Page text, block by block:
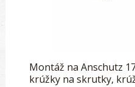
Montáž na Anschutz
krúžky na skrutky,